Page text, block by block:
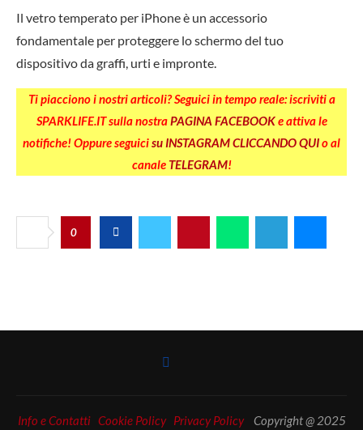
Il vetro temperato per iPhone è un accessorio
fondamentale per proteggere lo schermo del tuo
dispositivo da graffi, urti e impronte.
Ti piacciono i nostri articoli? Seguici in tempo reale: iscriviti a
SPARKLIFE.IT sulla nostraPAGINA FACEBOOKe attiva le
notifiche! Oppure seguicisu INSTAGRAM CLICCANDO QUIo al
canale TELEGRAM!
0
Info e Contatti Cookie Policy Privacy PolicyCopyright @ 2025